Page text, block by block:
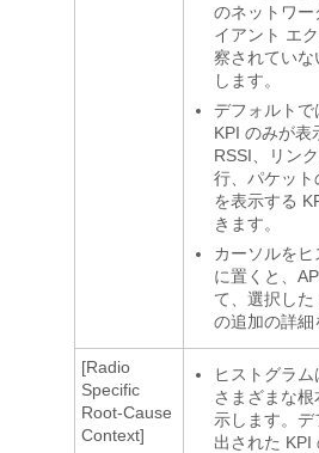
のネットワー
イアント エ
察されていな
します。
デフォルトで
KPI のみが表
RSSI、リン
行、パケッ
を表示する
きます。
カーソルを
に置くと、
て、選択し
の追加の詳細
[Radio
Specific
Root-Cause
Context]
ヒストグラ
さまざまな
示します。
出された KPI